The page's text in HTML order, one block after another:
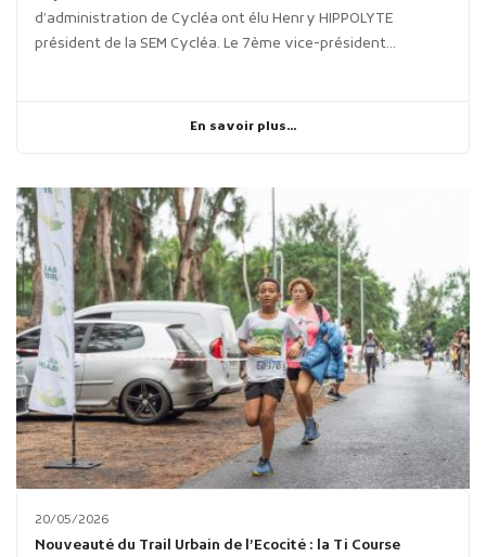
d’administration de Cycléa ont élu Henry HIPPOLYTE
président de la SEM Cycléa. Le 7ème vice-président...
En savoir plus...
20/05/2026
Nouveauté du Trail Urbain de l’Ecocité : la Ti Course